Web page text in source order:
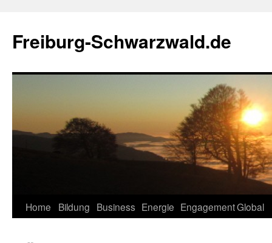
springen
Freiburg-Schwarzwald.de
Home Bildung Business Energie EngagementGlobal